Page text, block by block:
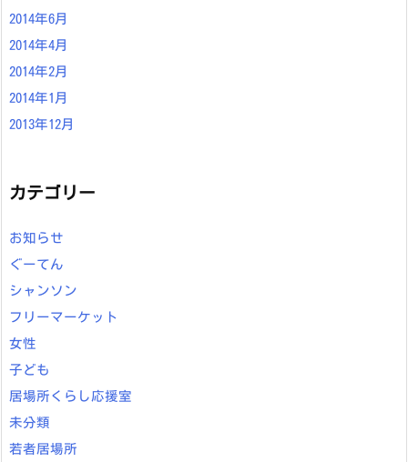
2014年6月
2014年4月
2014年2月
2014年1月
2013年12月
カテゴリー
お知らせ
ぐーてん
シャンソン
フリーマーケット
女性
子ども
居場所くらし応援室
未分類
若者居場所